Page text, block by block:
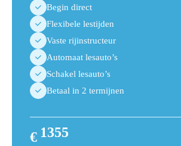
Begin direct
Flexibele lestijden
Vaste rijinstructeur
Automaat lesauto’s
Schakel lesauto’s
Betaal in 2 termijnen
€ 1355